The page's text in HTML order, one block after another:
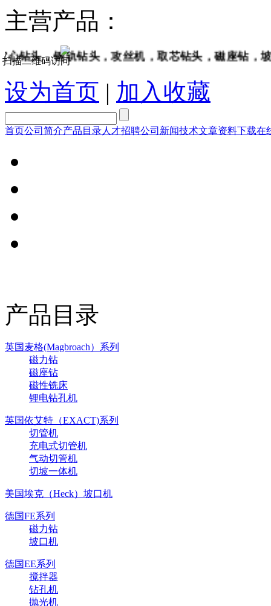
主营产品：
，钢轨钻头，攻丝机，取芯钻头，磁座钻，坡口机
设为首页 | 加入收藏
首页公司简介产品目录人才招聘公司新闻技术文章资料下载在
产品目录
英国麦格(Magbroach）系列
磁力钻
磁座钻
磁性铣床
锂电钻孔机
英国依艾特（EXACT)系列
切管机
充电式切管机
气动切管机
切坡一体机
美国埃克（Heck）坡口机
德国FE系列
磁力钻
坡口机
德国EE系列
搅拌器
钻孔机
抛光机
扫描二维码访问